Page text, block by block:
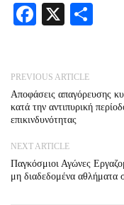
Facebook
X
PREVIOUS ARTICLE
Αποφάσεις απαγόρευσης
κατά την αντιπυρική
επικινδυνότητας
NEXT ARTICLE
Παγκόσμιοι Αγώνες
μη διαδεδομένα αθλήματα